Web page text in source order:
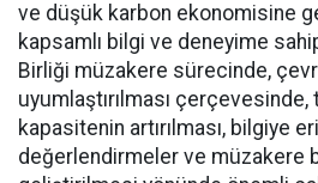
ve düşük karbon ekonomisine
kapsamlı bilgi ve deneyime
Birliği müzakere sürecinde,
uyumlaştırılması
kapasitenin artırılması, bilgiye
değerlendirmeler ve müzakere